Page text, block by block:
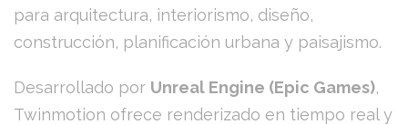
para arquitectura, interiorismo, diseño,
construcción, planificación urbana y paisajismo.
Desarrollado por Unreal Engine (Epic Games),
Twinmotion ofrece renderizado en tiempo real y